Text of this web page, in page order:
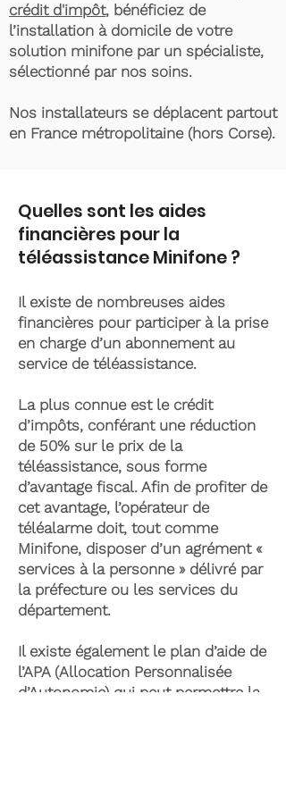
crédit d'impôt, bénéficiez de
l’installation à domicile de votre
solution minifone par un spécialiste,
sélectionné par nos soins.
Nos installateurs se déplacent partout
en France métropolitaine (hors Corse).
Quelles sont les aides
financières pour la
téléassistance Minifone ?
Il existe de nombreuses aides
financières pour participer à la prise
en charge d’un abonnement au
service de téléassistance.
La plus connue est le crédit
d’impôts, conférant une réduction
de 50% sur le prix de la
téléassistance, sous forme
d’avantage fiscal. Afin de profiter de
cet avantage, l’opérateur de
téléalarme doit, tout comme
Minifone, disposer d’un agrément «
services à la personne » délivré par
la préfecture ou les services du
département.
Il existe également le plan d’aide de
l’APA (Allocation Personnalisée
d’Autonomie) qui peut permettre la